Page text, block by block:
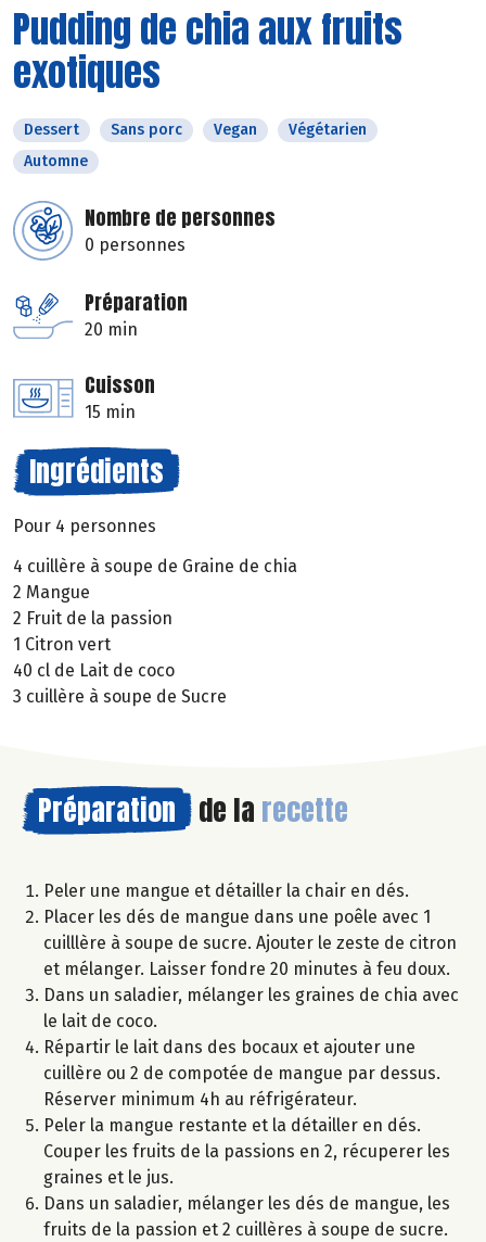
Pudding de chia aux fruits
exotiques
Dessert Sans porc Vegan
Végétarien
Automne
Nombre de personnes
0 personnes
Préparation
20 min
Cuisson
15 min
Ingrédients
Pour 4 personnes
4 cuillère à soupe de Graine de chia
2 Mangue
2 Fruit de la passion
1 Citron vert
40 cl de Lait de coco
3 cuillère à soupe de Sucre
Préparation de la recette
Peler une mangue et détailler la chair en dés.
Placer les dés de mangue dans une poêle avec 1
cuilllère à soupe de sucre. Ajouter le zeste de citron
et mélanger. Laisser fondre 20 minutes à feu doux.
Dans un saladier, mélanger les graines de chia avec
le lait de coco.
Répartir le lait dans des bocaux et ajouter une
cuillère ou 2 de compotée de mangue par dessus.
Réserver minimum 4h au réfrigérateur.
Peler la mangue restante et la détailler en dés.
Couper les fruits de la passions en 2, récuperer les
graines et le jus.
Dans un saladier, mélanger les dés de mangue, les
fruits de la passion et 2 cuillères à soupe de sucre.